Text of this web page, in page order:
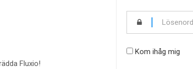
Fluxio!
Kom ihåg mig